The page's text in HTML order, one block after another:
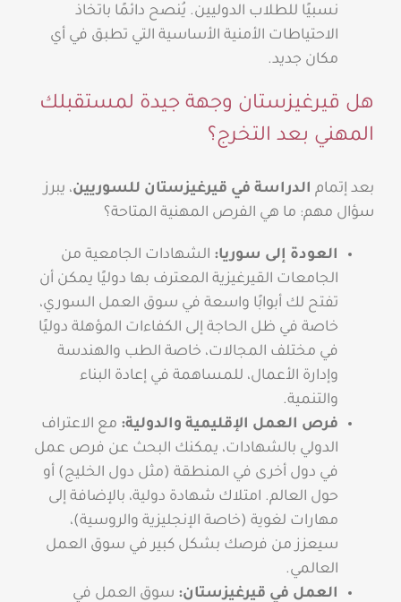
نسبيًا للطلاب الدوليين. يُنصح دائمًا باتخاذ
الاحتياطات الأمنية الأساسية التي تطبق في أي
مكان جديد.
هل قيرغيزستان وجهة جيدة لمستقبلك
المهني بعد التخرج؟
بعد إتمام الدراسة في قيرغيزستان للسوريين، يبرز
سؤال مهم: ما هي الفرص المهنية المتاحة؟
العودة إلى سوريا: الشهادات الجامعية من
الجامعات القيرغيزية المعترف بها دوليًا يمكن أن
تفتح لك أبوابًا واسعة في سوق العمل السوري،
خاصة في ظل الحاجة إلى الكفاءات المؤهلة دوليًا
في مختلف المجالات، خاصة الطب والهندسة
وإدارة الأعمال، للمساهمة في إعادة البناء
والتنمية.
فرص العمل الإقليمية والدولية: مع الاعتراف
الدولي بالشهادات، يمكنك البحث عن فرص عمل
في دول أخرى في المنطقة (مثل دول الخليج) أو
حول العالم. امتلاك شهادة دولية، بالإضافة إلى
مهارات لغوية (خاصة الإنجليزية والروسية)،
سيعزز من فرصك بشكل كبير في سوق العمل
العالمي.
العمل في قيرغيزستان: سوق العمل في